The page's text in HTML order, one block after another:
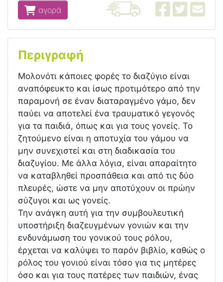
αγορά
Περιγραφή
Μολονότι κάποιες φορές το διαζύγιο είναι
αναπόφευκτο και ίσως προτιμότερο από την
παραμονή σε έναν διαταραγμένο γάμο, δεν
παύει να αποτελεί ένα τραυματικό γεγονός
για τα παιδιά, όπως και για τους γονείς. Το
ζητούμενο είναι η αποτυχία του γάμου να
μην συνεχιστεί και στη διαδικασία του
διαζυγίου. Με άλλα λόγια, είναι απαραίτητο
να καταβληθεί προσπάθεια και από τις δύο
πλευρές, ώστε να μην αποτύχουν οι πρώην
σύζυγοι και ως γονείς.
Την ανάγκη αυτή για την συμβουλευτική
υποστήριξη διαζευγμένων γονιών και την
ενδυνάμωση του γονικού τους ρόλου,
έρχεται να καλύψει το παρόν βιβλίο, καθώς ο
ρόλος του γονιού είναι τόσο για τις μητέρες
όσο και για τους πατέρες των παιδιών, ένας